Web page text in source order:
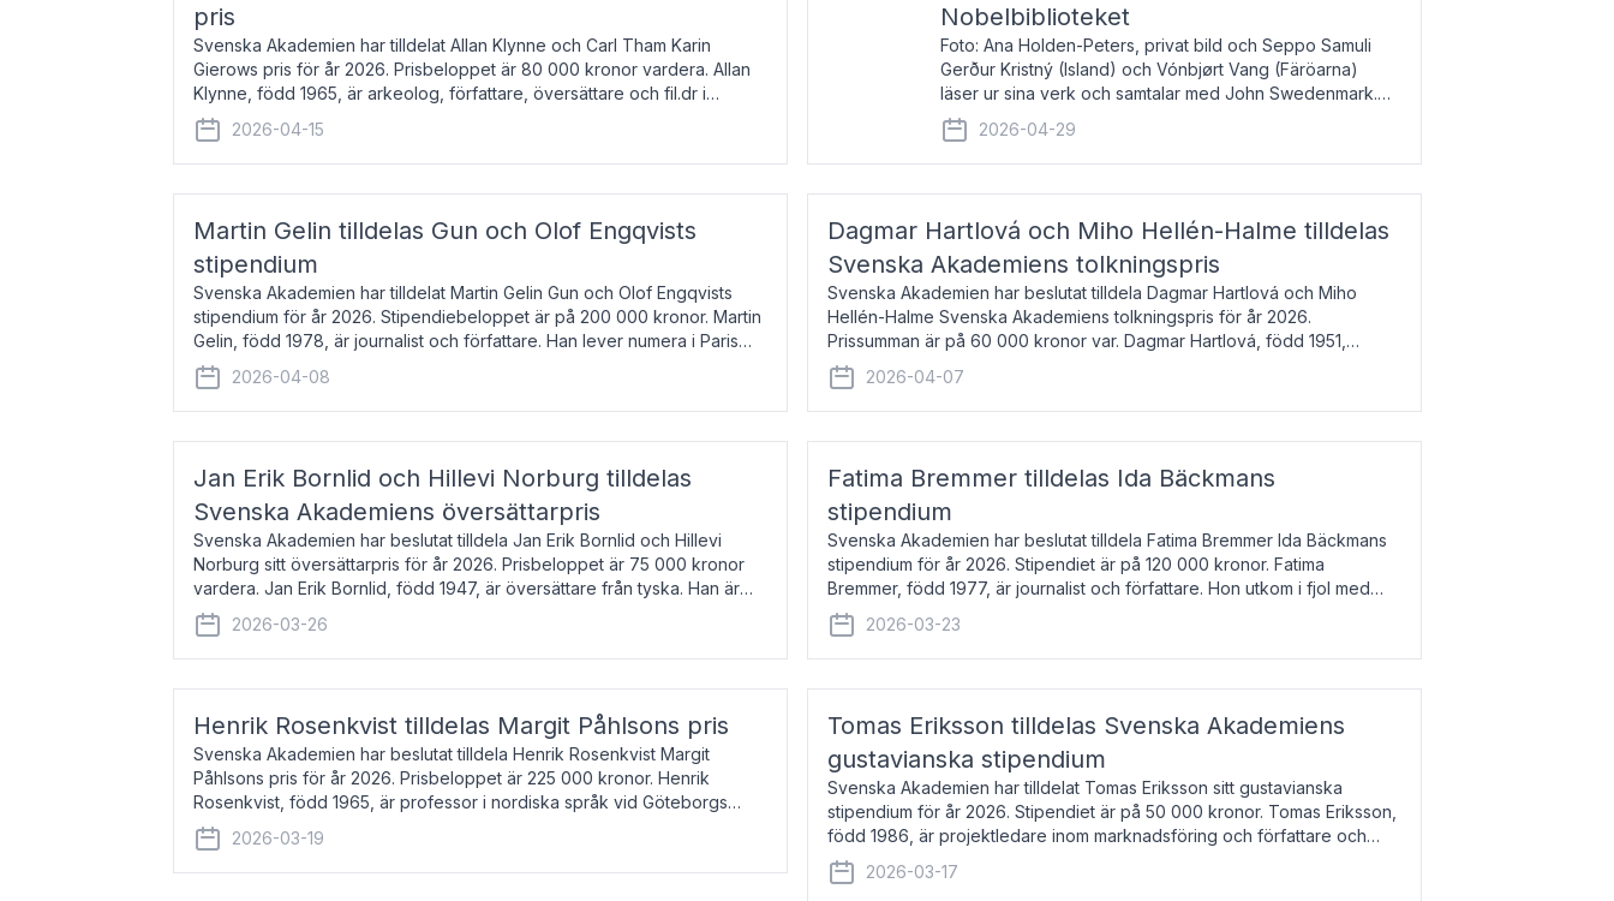
pris
Svenska Akademien har tilldelat Allan Klynne och Carl Tham Karin
Gierows pris för år 2026. Prisbeloppet är 80 000 kronor vardera. Allan
Klynne, född 1965, är arkeolog, författare, översättare och fil.dr i
antikens kultur och samhällsliv. Ut
2026-04-15
Nobelbiblioteket
Foto: Ana Holden-Peters, privat bild och Seppo Samuli
Gerður Kristný (Island) och Vónbjørt Vang (Färöarna)
läser ur sina verk och samtalar med John Swedenmark.
De läser upp på färöiska, isländska och svenska och talar
om språk och poesi – o
2026-04-29
Martin Gelin tilldelas Gun och Olof Engqvists
stipendium
Svenska Akademien har tilldelat Martin Gelin Gun och Olof Engqvists
stipendium för år 2026. Stipendiebeloppet är på 200 000 kronor. Martin
Gelin, född 1978, är journalist och författare. Han lever numera i Paris
men var under många år bosat
2026-04-08
Dagmar Hartlová och Miho Hellén-Halme tilldelas
Svenska Akademiens tolkningspris
Svenska Akademien har beslutat tilldela Dagmar Hartlová och Miho
Hellén-Halme Svenska Akademiens tolkningspris för år 2026.
Prissumman är på 60 000 kronor var. Dagmar Hartlová, född 1951,
översätter huvudsakligen från svenska till tjeckiska
2026-04-07
Jan Erik Bornlid och Hillevi Norburg tilldelas
Svenska Akademiens översättarpris
Svenska Akademien har beslutat tilldela Jan Erik Bornlid och Hillevi
Norburg sitt översättarpris för år 2026. Prisbeloppet är 75 000 kronor
vardera. Jan Erik Bornlid, född 1947, är översättare från tyska. Han är
främst känd för sina översät
2026-03-26
Fatima Bremmer tilldelas Ida Bäckmans
stipendium
Svenska Akademien har beslutat tilldela Fatima Bremmer Ida Bäckmans
stipendium för år 2026. Stipendiet är på 120 000 kronor. Fatima
Bremmer, född 1977, är journalist och författare. Hon utkom i fjol med
boken Ligan. Klarakvarterens blodsyst
2026-03-23
Henrik Rosenkvist tilldelas Margit Påhlsons pris
Svenska Akademien har beslutat tilldela Henrik Rosenkvist Margit
Påhlsons pris för år 2026. Prisbeloppet är 225 000 kronor. Henrik
Rosenkvist, född 1965, är professor i nordiska språk vid Göteborgs
universitet. Han disputerade 2004 på avhan
2026-03-19
Tomas Eriksson tilldelas Svenska Akademiens
gustavianska stipendium
Svenska Akademien har tilldelat Tomas Eriksson sitt gustavianska
stipendium för år 2026. Stipendiet är på 50 000 kronor. Tomas Eriksson,
född 1986, är projektledare inom marknadsföring och författare och
utkom i fjol med boken Syndabocken.
2026-03-17